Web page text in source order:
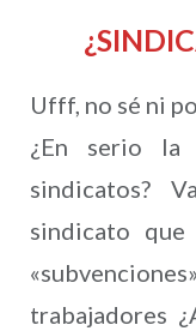
Ufff, no sé ni
¿En serio la
sindicatos?
sindicato que
trabajadores